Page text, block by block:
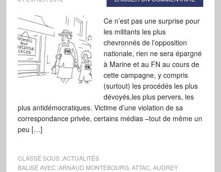
Ce n’est pas une surprise pour
les militants les plus
chevronnés de l’opposition
nationale, rien ne sera épargné
à Marine et au FN au cours de
cette campagne, y compris
(surtout) les procédés les plus
dévoyés,les plus pervers, les
plus antidémocratiques. Victime d’une violation de sa
correspondance privée, certains médias –tout de même un
peu […]
CLASSÉ SOUS :ACTUALITÉS
BALISÉ AVEC :ARNAUD MONTEBOURG, ATTAC AUDREY